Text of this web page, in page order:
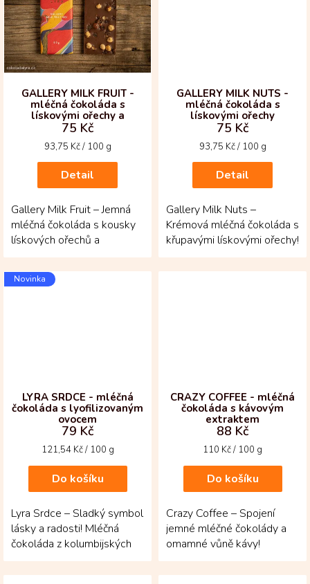
GALLERY MILK FRUIT -
mléčná čokoláda s
lískovými ořechy a
rozinkami
75 Kč
Měrná
93,75 Kč / 100 g
Detail
Gallery Milk Fruit – Jemná
mléčná čokoláda s kousky
lískových ořechů a
sladkých rozinek!
Vytvořená z kakaových
bobů...
GALLERY MILK NUTS -
mléčná čokoláda s
lískovými ořechy
75 Kč
Měrná
93,75 Kč / 100 g
Detail
Gallery Milk Nuts –
Krémová mléčná čokoláda s
křupavými lískovými ořechy!
Vytvořená z kakaových
bobů criollo a...
Novinka
LYRA SRDCE - mléčná
čokoláda s lyofilizovaným
ovocem
79 Kč
Měrná
121,54 Kč / 100 g
Do košíku
Lyra Srdce – Sladký symbol
lásky a radosti! Mléčná
čokoláda z kolumbijských
kakaových bobů ve tvaru
srdce, posypaná...
CRAZY COFFEE - mléčná
čokoláda s kávovým
extraktem
88 Kč
Měrná
110 Kč / 100 g
Do košíku
Crazy Coffee – Spojení
jemné mléčné čokolády a
omamné vůně kávy!
Tabulka z venezuelských
kakaových bobů s